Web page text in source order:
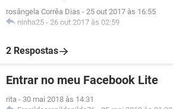
rosângela Corrêa Dias - 25 out 2017 às 16:55
ninha25 - 26 out 2017 às 02:59
2 Respostas
Entrar no meu Facebook Lite
rita - 30 mai 2018 às 14:31